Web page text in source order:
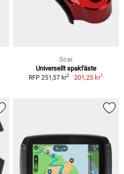
Scar
Universellt spakfäste
RFP 251,57 kr2 201,25 kr1